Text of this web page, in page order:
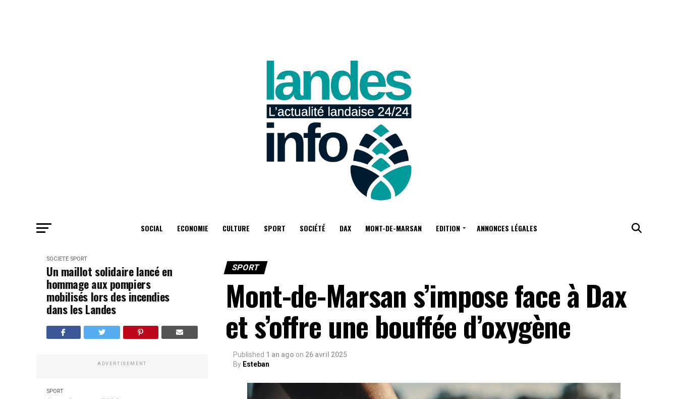
SOCIAL ECONOMIE CULTURE SPORT SOCIÉTÉ DAX MONT-DE-MARSAN EDITION ANNONCES LÉGALES
SOCIÉTÉ SPORT
Un maillot solidaire lancé en
hommage aux pompiers
mobilisés lors des incendies
dans les Landes
ADVERTISEMENT
SPORT
SPORT
Mont-de-Marsan s’impose face à Dax
et s’offre une bouffée d’oxygène
Published 1 an ago on 26 avril 2025
By Esteban